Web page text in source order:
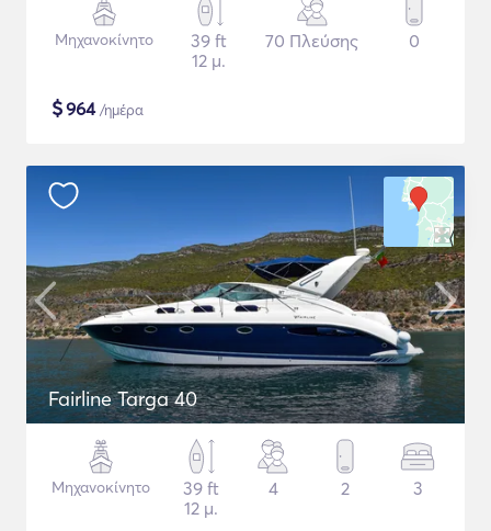
Μηχανοκίνητο
39 ft
12 μ.
70 Πλεύσης 0
$964/ημέρα
Fairline Targa 40
Μηχανοκίνητο
39 ft
12 μ.
4 2 3